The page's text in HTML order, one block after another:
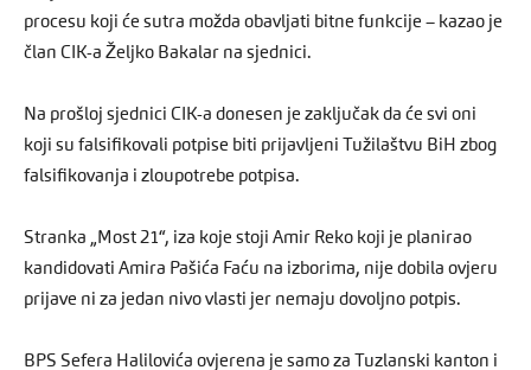
procesu koji će sutra možda obavljati bitne funkcije – kazao je
član CIK-a Željko Bakalar na sjednici.
Na prošloj sjednici CIK-a donesen je zaključak da će svi oni
koji su falsifikovali potpise biti prijavljeni Tužilaštvu BiH zbog
falsifikovanja i zloupotrebe potpisa.
Stranka „Most 21“, iza koje stoji Amir Reko koji je planirao
kandidovati Amira Pašića Faću na izborima, nije dobila ovjeru
prijave ni za jedan nivo vlasti jer nemaju dovoljno potpis.
BPS Sefera Halilovića ovjerena je samo za Tuzlanski kanton i